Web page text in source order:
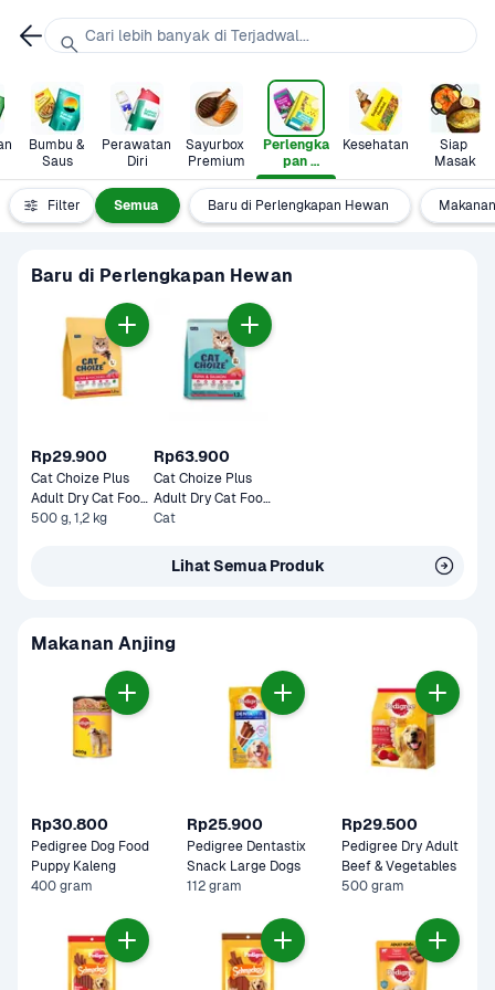
Bumbu &
Saus
Perawatan
Diri
Sayurbox
Premium
Perlengka
pan
Hewan
Kesehatan
Siap
Masak
Filter Semua Baru di Perlengkapan Hewan
Baru di Perlengkapan Hewan
Rp29.900
Cat Choize Plus
Adult Dry Cat Food
Tuna & Mackerel
500 g, 1,2 kg
Rp63.900
Cat Choize Plus
Adult Dry Cat Food
Tuna & Salmon 1,2
Cat
Lihat Semua Produk
Makanan Anjing
Rp30.800
Pedigree Dog Food
Puppy Kaleng
400 gram
Rp25.900
Pedigree Dentastix
Snack Large Dogs
112 gram
Rp29.500
Pedigree Dry Adult
Beef & Vegetables
500 gram
Cari lebih banyak di Terjadwal...